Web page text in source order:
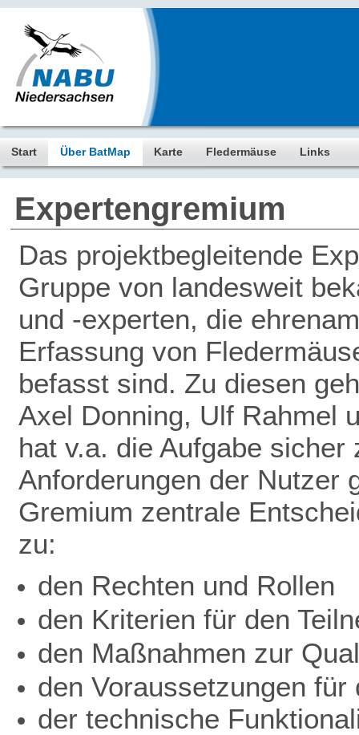
Start Über BatMap Karte Fledermäuse Links
Expertengremium
Das projektbegleitende
Gruppe von landesweit
und -experten, die
Erfassung von
befasst sind. Zu diesen
Axel Donning, Ulf Rahmel
hat v.a. die Aufgabe
Anforderungen der Nutzer
Gremium zentrale
zu:
den Rechten und Rollen
den Kriterien für den
den Maßnahmen zur
den Voraussetzungen
der technische